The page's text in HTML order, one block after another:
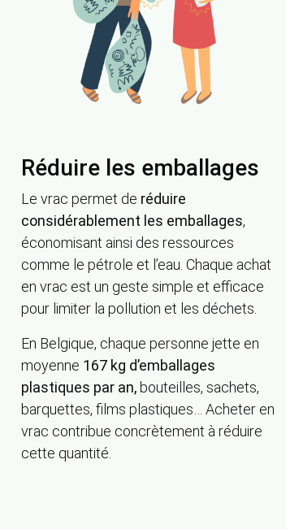
Réduire les emballages
Le vrac permet de réduire
considérablement les emballages,
économisant ainsi des ressources
comme le pétrole et l’eau. Chaque achat
en vrac est un geste simple et efficace
pour limiter la pollution et les déchets.
En Belgique, chaque personne jette en
moyenne 167 kg d’emballages
plastiques par an, bouteilles, sachets,
barquettes, films plastiques… Acheter en
vrac contribue concrètement à réduire
cette quantité.